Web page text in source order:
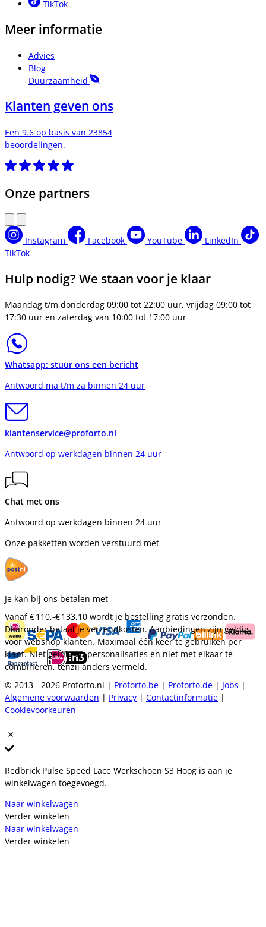
TikTok
Meer informatie
Advies
Blog
Duurzaamheid
Klanten geven ons
Een 9.6 op basis van 23854
beoordelingen.
Onze partners
Instagram Facebook YouTube
LinkedIn
TikTok
Hulp nodig? We staan voor je klaar
Maandag t/m donderdag 09:00 tot 22:00 uur, vrijdag 09:00 tot
17:30 uur en zaterdag van 10:00 tot 17:00 uur
Whatsapp: stuur ons een bericht
Antwoord ma t/m za binnen 24 uur
klantenservice@proforto.nl
Antwoord op werkdagen binnen 24 uur
Chat met ons
Antwoord op werkdagen binnen 24 uur
Onze pakketten worden verstuurd met
Je kan bij ons betalen met
Vanaf€ 110,-€ 133,10 wordt je bestelling gratis verzonden.
Daaronder betaal je verzendkosten. Aanbiedingen zijn geldig
voor webshop klanten. Maximaal één keer te gebruiken per
klant. Niet geldig op personalisaties en niet met elkaar te
combineren, tenzij anders vermeld.
© 2013 - 2026 Proforto.nl | Proforto.be | Proforto.de | Jobs |
Algemene voorwaarden | Privacy | Contactinformatie |
Cookievoorkeuren
Redbrick Pulse Speed Lace Werkschoen S3 Hoog is aan je
winkelwagen toegevoegd.
Naar winkelwagen
Verder winkelen
Naar winkelwagen
Verder winkelen